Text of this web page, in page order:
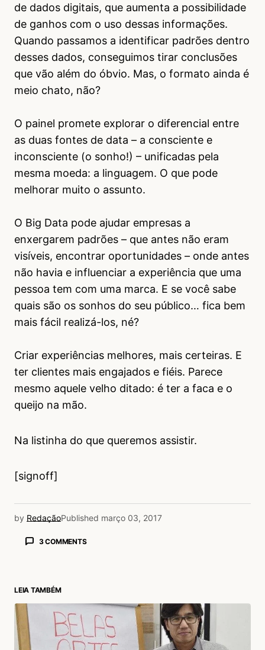
de dados digitais, que aumenta a possibilidade
de ganhos com o uso dessas informações.
Quando passamos a identificar padrões dentro
desses dados, conseguimos tirar conclusões
que vão além do óbvio. Mas, o formato ainda é
meio chato, não?
O painel promete explorar o diferencial entre
as duas fontes de data – a consciente e
inconsciente (o sonho!) – unificadas pela
mesma moeda: a linguagem. O que pode
melhorar muito o assunto.
O Big Data pode ajudar empresas a
enxergarem padrões – que antes não eram
visíveis, encontrar oportunidades – onde antes
não havia e influenciar a experiência que uma
pessoa tem com uma marca. E se você sabe
quais são os sonhos do seu público… fica bem
mais fácil realizá-los, né?
Criar experiências melhores, mais certeiras. E
ter clientes mais engajados e fiéis. Parece
mesmo aquele velho ditado: é ter a faca e o
queijo na mão.
Na listinha do que queremos assistir.
[signoff]
by RedaçãoPublished março 03, 2017
3 COMMENTS
Fabio Nucci
Acesse para responder
Mariana Boro
LEIA TAMBÉM